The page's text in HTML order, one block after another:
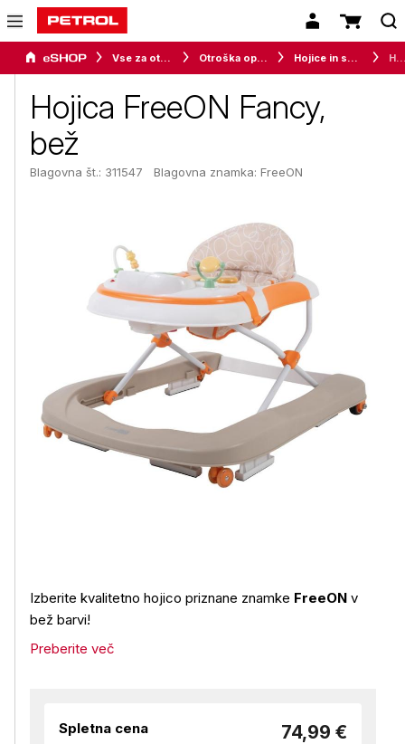
Vse za otroke Otroška oprema Hojice in sprehajalci
Hojica FreeON Fancy,
bež
Blagovna št.: 311547 Blagovna znamka: FreeON
Izberite kvalitetno hojico priznane znamke FreeON v
bež barvi!
Preberite več
Spletna cena 74,99 €